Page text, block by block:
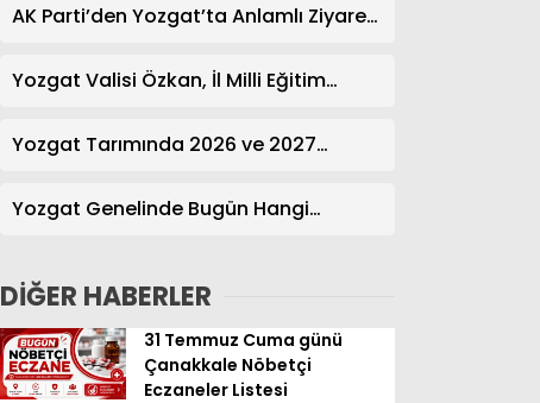
AK Parti’den Yozgat’ta Anlamlı Ziyaret!
Üyeleriyle Buluştu
Yozgat Valisi Özkan, İl Milli Eğitim
Yozgat Tarımında 2026 ve 2027
Yozgat Genelinde Bugün Hangi
DİĞER HABERLER
31 Temmuz Cuma günü
Çanakkale Nöbetçi
Eczaneler Listesi